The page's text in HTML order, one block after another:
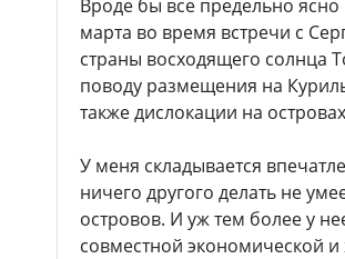
Вроде бы все предельно
марта во время встречи с
страны восходящего солнца
поводу размещения на
также дислокации на
У меня складывается
ничего другого делать не
островов. И уж тем более у
совместной экономической и